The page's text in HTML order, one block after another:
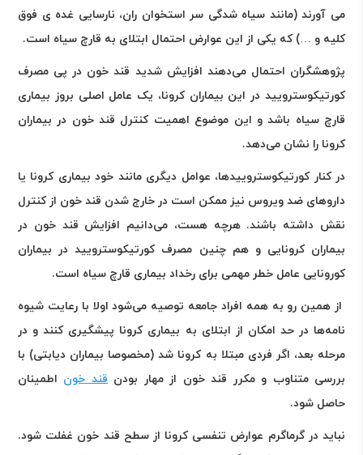
می آورند (مانند سیاه شدگی سر استخوان ران، نارسایی غده ی فوق
کلیه و …) که یکی از این عوارض احتمال ابتلای به قارچ سیاه است.
پژوهشگران احتمال می‌دهند افزایش شدید قند خون در پی مصرف
کورتیکوسترویید در این بیماران کرونا، یک عامل اصلی بروز بیماری
قارچ سیاه باشد و این موضوع اهمیت کنترل قند خون در بیماران
کرونا را نشان می‌دهد.
در کنار کورتیکوستروییدها، عوامل دیگری مانند خود بیماری کرونا یا
داروهای ضد ویروس نیز ممکن است در خارج شدن قند خون از کنترل
نقش داشته باشند. هرچه هست، می‌دانیم افزایش قند خون در
بیماران کرونایی و هم چنین مصرف کورتیکوسترویید در بیماران
کورونایی عامل خطر مهمی برای رخداد بیماری قارچ سیاه است.
از همین رو به همه افراد جامعه توصیه می‌شود اولا با رعایت شیوه
نامه‌ها در حد امکان از ابتلای به بیماری کرونا پیشگیری کنند و در
مرحله بعد، اگر فردی مبتلا به کرونا شد (مخصوصا بیماران دیابتی) با
بررسی متناوب و مکرر قند خون از مهار بودنقند خون اطمینان
حاصل شود.
نباید در گرماگرم عوارض تنفسی کرونا از سطح قند خون غفلت شود.